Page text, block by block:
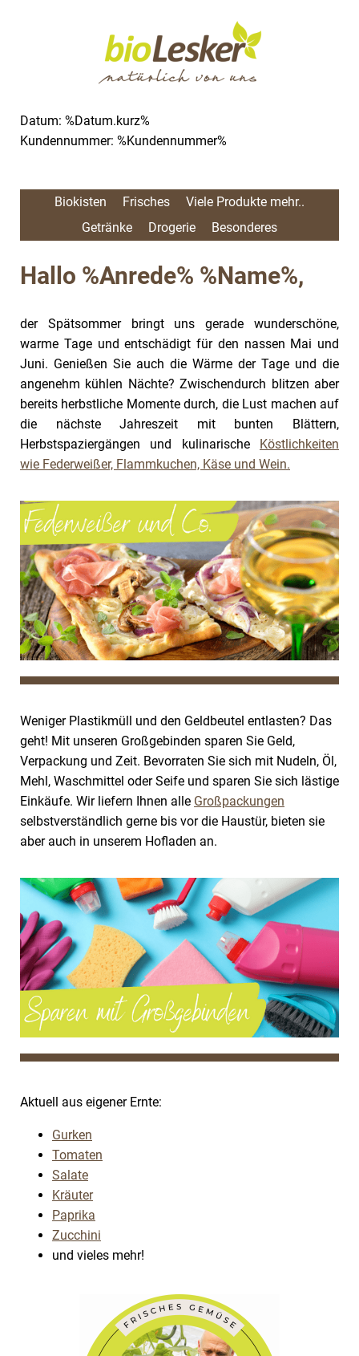
Datum: %Datum.kurz%
Kundennummer: %Kundennummer%
Biokisten Frisches
Viele Produkte mehr..
Getränke
Drogerie Besonderes
Hallo %Anrede% %Name%,
der Spätsommer bringt uns gerade wunderschöne,
warme Tage und entschädigt für den nassen Mai und
Juni. Genießen Sie auch die Wärme der Tage und die
angenehm kühlen Nächte? Zwischendurch blitzen aber
bereits herbstliche Momente durch, die Lust machen auf
die nächste Jahreszeit mit bunten Blättern,
Herbstspaziergängen und kulinarische Köstlichkeiten
wie Federweißer, Flammkuchen, Käse und Wein.
Weniger Plastikmüll und den Geldbeutel entlasten? Das
geht! Mit unseren Großgebinden sparen Sie Geld,
Verpackung und Zeit. Bevorraten Sie sich mit Nudeln, Öl,
Mehl, Waschmittel oder Seife und sparen Sie sich lästige
Einkäufe. Wir liefern Ihnen alle Großpackungen
selbstverständlich gerne bis vor die Haustür, bieten sie
aber auch in unserem Hofladen an.
Aktuell aus eigener Ernte:
Gurken
Tomaten
Salate
Kräuter
Paprika
Zucchini
und vieles mehr!